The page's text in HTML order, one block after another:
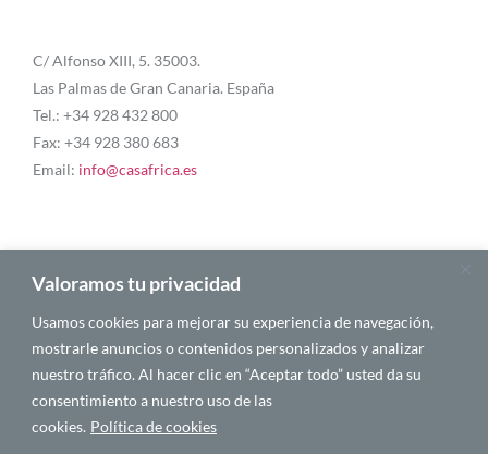
Valoramos tu privacidad
Usamos cookies para mejorar su experiencia de navegación,
mostrarle anuncios o contenidos personalizados y analizar
nuestro tráfico. Al hacer clic en “Aceptar todo” usted da su
consentimiento a nuestro uso de las
cookies. Política de cookies
C/ Alfonso XIII, 5. 35003.
Las Palmas de Gran Canaria. España
Tel.: +34 928 432 800
Fax: +34 928 380 683
Email: info@casafrica.es
Blog
Quiénes somos
Autores
Español